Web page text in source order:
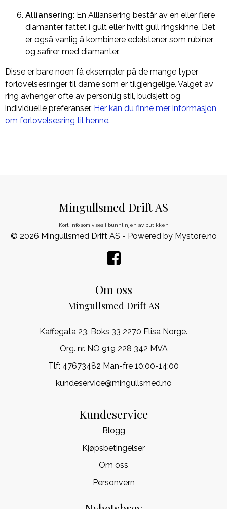
Alliansering: En Alliansering består av en eller flere
diamanter fattet i gult eller hvitt gull ringskinne. Det
er også vanlig å kombinere edelstener som rubiner
og safirer med diamanter.
Disse er bare noen få eksempler på de mange typer
forlovelsesringer til dame som er tilgjengelige. Valget av
ring avhenger ofte av personlig stil, budsjett og
individuelle preferanser. Her kan du finne mer informasjon
om forlovelsesring til henne.
Mingullsmed Drift AS
Kort info som vises i bunnlinjen av butikken
© 2026 Mingullsmed Drift AS - Powered by Mystore.no
Om oss
Mingullsmed Drift AS
Kaffegata 23. Boks 33 2270 Flisa Norge.
Org. nr. NO 919 228 342 MVA
Tlf: 47673482 Man-fre 10:00-14:00
kundeservice@mingullsmed.no
Kundeservice
Blogg
Kjøpsbetingelser
Om oss
Personvern